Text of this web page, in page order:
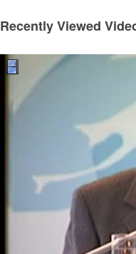
Recently Viewed